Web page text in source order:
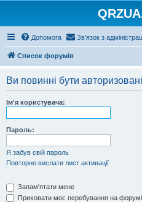
Допомога Зв'язок з
Список форумів
Ви повинні бути
Ім'я користувача:
Пароль:
Я забув свій пароль
Повторно вислати лист активації
Запам'ятати мене
Приховати моє перебування на форумі